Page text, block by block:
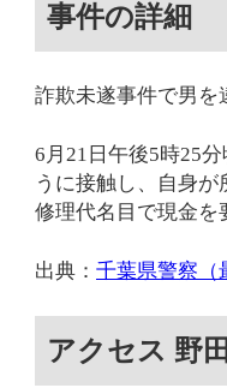
事件の詳細
詐欺未遂事件で男を
6月21日午後5時25
うに接触し、自身が
修理代名目で現金を
出典： 千葉県警察（
アクセス 野